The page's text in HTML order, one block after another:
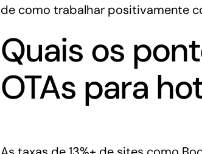
de como trabalhar positivamente
Quais os
OTAs para